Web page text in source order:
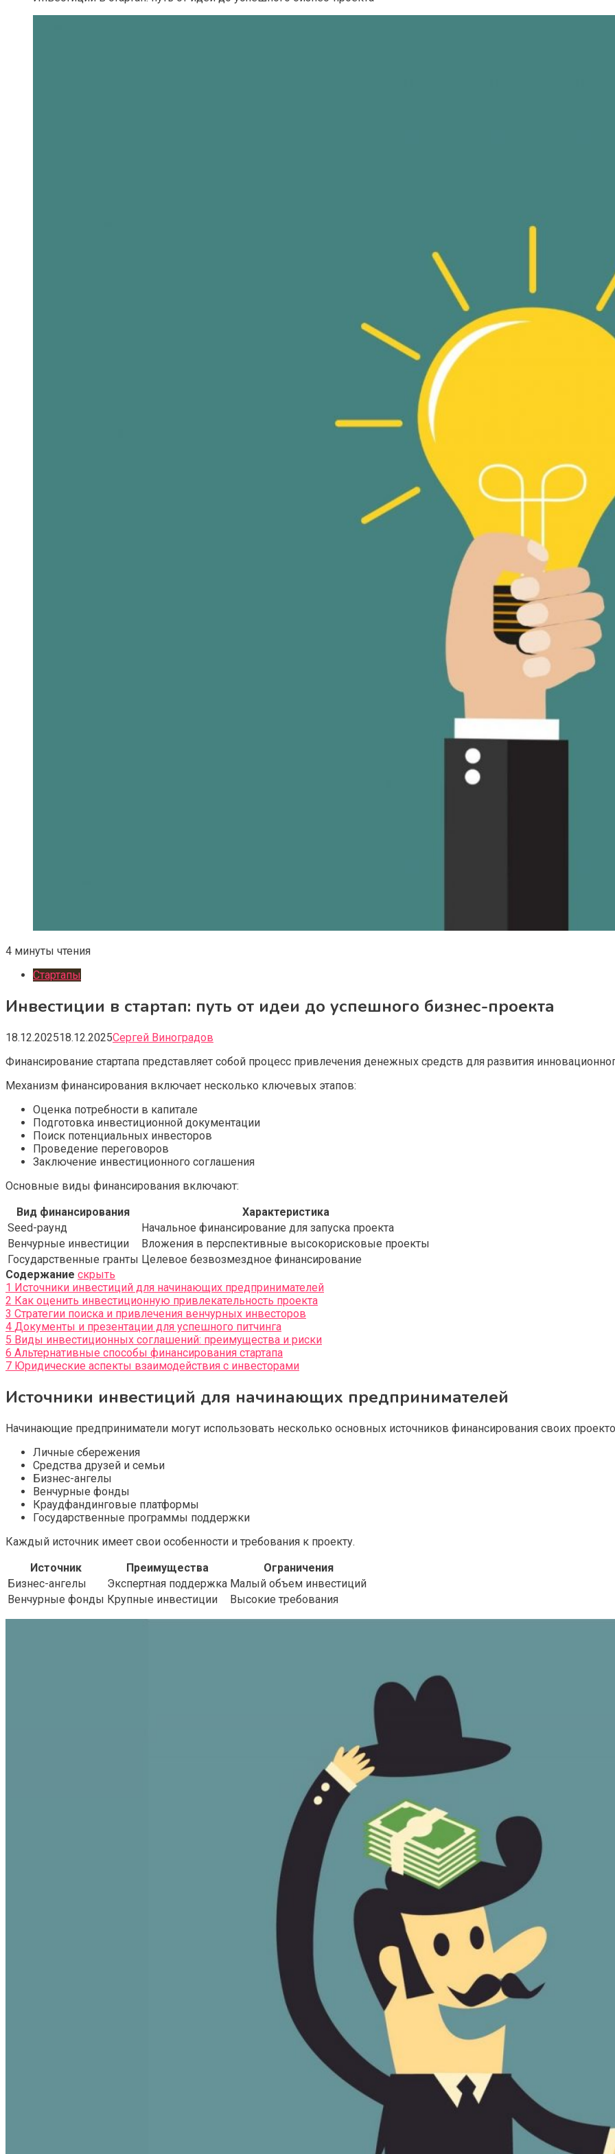
4 минуты чтения
Стартапы
Инвестиции в стартап: путь от идеи до успешного бизнес-проекта
18.12.202518.12.2025Сергей Виноградов
Финансирование стартапа представляет собой процесс привлечения денежных средств для развития
Механизм финансирования включает несколько ключевых этапов:
Оценка потребности в капитале
Подготовка инвестиционной документации
Поиск потенциальных инвесторов
Проведение переговоров
Заключение инвестиционного соглашения
Основные виды финансирования включают:
Вид финансирования
Характеристика
Seed-раунд
Начальное финансирование для запуска проекта
Венчурные инвестиции
Вложения в перспективные высокорисковые проекты
Государственные гранты Целевое безвозмездное финансирование
Содержание скрыть
1 Источники инвестиций для начинающих предпринимателей
2 Как оценить инвестиционную привлекательность проекта
3 Стратегии поиска и привлечения венчурных инвесторов
4 Документы и презентации для успешного питчинга
5 Виды инвестиционных соглашений: преимущества и риски
6 Альтернативные способы финансирования стартапа
7 Юридические аспекты взаимодействия с инвесторами
Источники инвестиций для начинающих предпринимателей
Начинающие предприниматели могут использовать несколько основных источников финансирования своих
Личные сбережения
Средства друзей и семьи
Бизнес-ангелы
Венчурные фонды
Краудфандинговые платформы
Государственные программы поддержки
Каждый источник имеет свои особенности и требования к проекту.
Источник
Преимущества
Ограничения
Бизнес-ангелы
Экспертная поддержка Малый объем инвестиций
Венчурные фонды Крупные инвестиции Высокие требования